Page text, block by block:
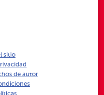
sitio
de autor